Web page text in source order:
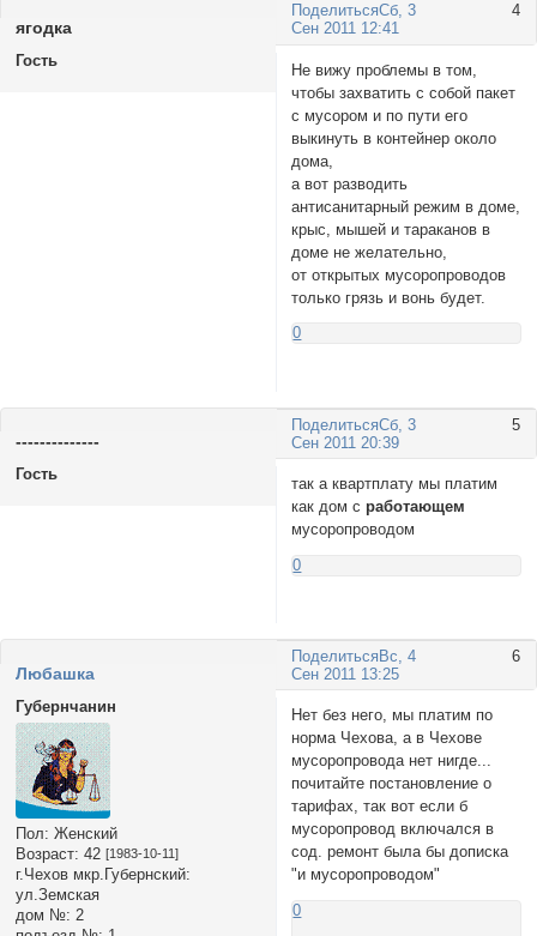
Поделиться 4
Сб, 3
Сен 2011 12:41
ягодка
Гость
Не вижу проблемы в том,
чтобы захватить с собой пакет
с мусором и по пути его
выкинуть в контейнер около
дома,
а вот разводить
антисанитарный режим в доме,
крыс, мышей и тараканов в
доме не желательно,
от открытых мусоропроводов
только грязь и вонь будет.
0
Поделиться 5
Сб, 3
Сен 2011 20:39
--------------
Гость
так а квартплату мы платим
как дом с работающем
мусоропроводом
0
Поделиться 6
Вс, 4
Сен 2011 13:25
Любашка
Губернчанин
Пол: Женский
Возраст: 42 [1983-10-11]
г.Чехов мкр.Губернский:
ул.Земская
дом №: 2
Нет без него, мы платим по
норма Чехова, а в Чехове
мусоропровода нет нигде...
почитайте постановление о
тарифах, так вот если б
мусоропровод включался в
сод. ремонт была бы дописка
"и мусоропроводом"
0